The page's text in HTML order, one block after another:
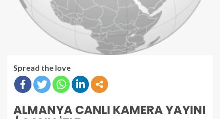
Spread the love
ALMANYA CANLI KAMERA YAYINI